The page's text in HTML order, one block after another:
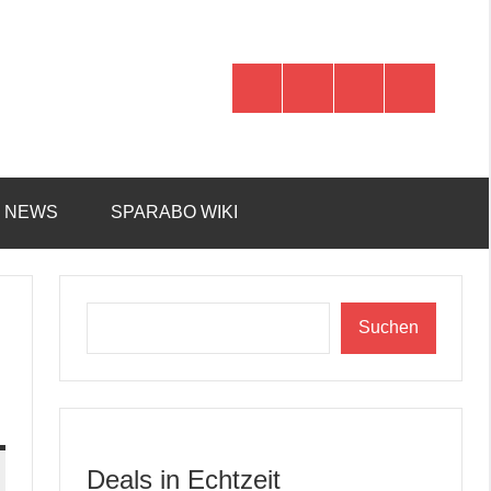
NEWS SPARABO WIKI
Suchen
Deals in Echtzeit